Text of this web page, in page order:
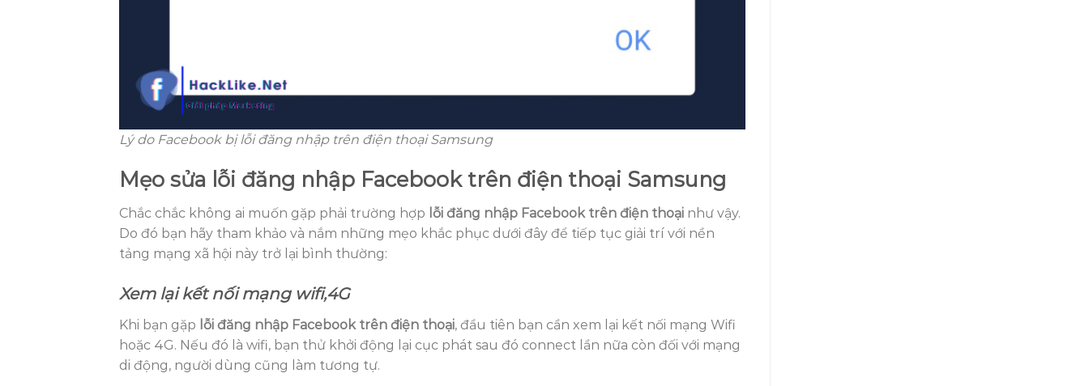
Lý do Facebook bị lỗi đăng nhập trên điện thoại Samsung
Mẹo sửa lỗi đăng nhập Facebook trên điện thoại Samsung
Chắc chắc không ai muốn gặp phải trường hợp lỗi đăng nhập Facebook trên điện thoại như vậy.
Do đó bạn hãy tham khảo và nắm những mẹo khắc phục dưới đây để tiếp tục giải trí với nền
tảng mạng xã hội này trở lại bình thường:
Xem lại kết nối mạng wifi,4G
Khi bạn gặp lỗi đăng nhập Facebook trên điện thoại, đầu tiên bạn cần xem lại kết nối mạng Wifi
hoặc 4G. Nếu đó là wifi, bạn thử khởi động lại cục phát sau đó connect lần nữa còn đối với mạng
di động, người dùng cũng làm tương tự.